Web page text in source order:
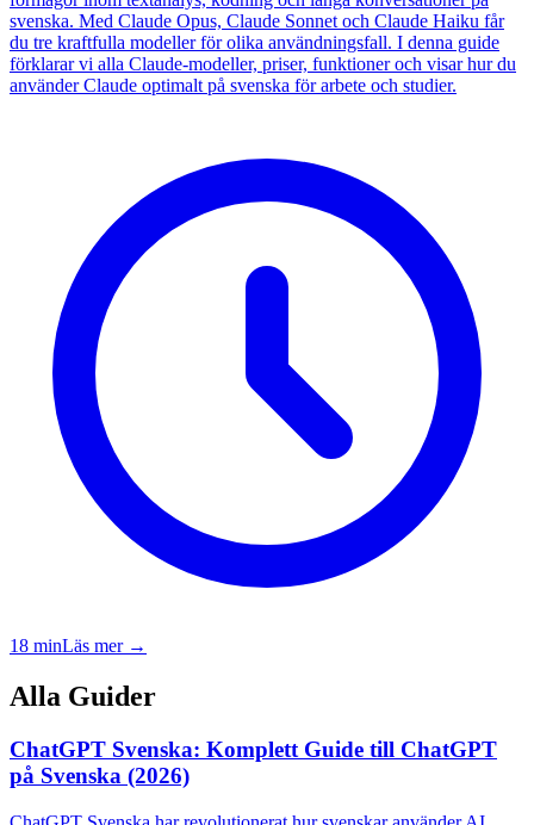
svenska. Med Claude Opus, Claude Sonnet och Claude Haiku får
du tre kraftfulla modeller för olika användningsfall. I denna guide
förklarar vi alla Claude-modeller, priser, funktioner och visar hur du
använder Claude optimalt på svenska för arbete och studier.
18 minLäs mer →
Alla Guider
ChatGPT Svenska: Komplett Guide till ChatGPT
på Svenska (2026)